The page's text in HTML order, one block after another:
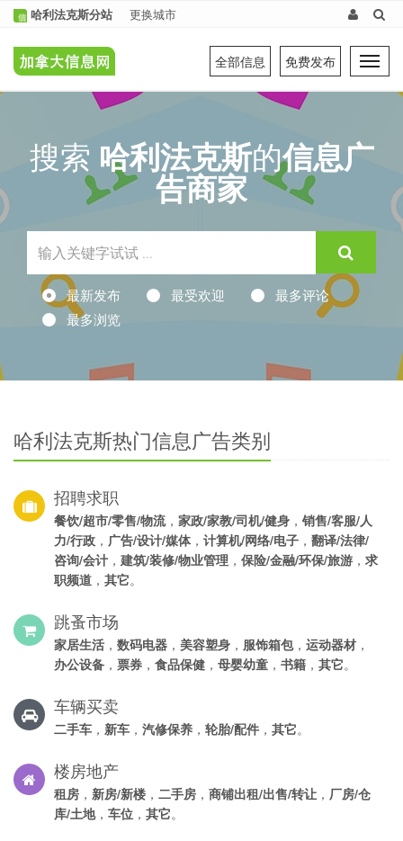
哈利法克斯分站 更换城市
免费发布
全部信息
搜索 哈利法克斯的信息广
告商家
最新发布 最受欢迎
最多评论
最多浏览
哈利法克斯热门信息广告类别
招聘求职
餐饮/超市/零售/物流， 家政/家教/司机/健身 ， 销售/客服/人
力/行政 ， 广告/设计/媒体， 计算机/网络/电子 ， 翻译/法律/
咨询/会计 ， 建筑/装修/物业管理 ， 保险/金融/环保/旅游 ， 求
职频道 ， 其它。
跳蚤市场
家居生活 ， 数码电器 ， 美容塑身 ， 服饰箱包， 运动器材 ，
办公设备 ， 票券 ， 食品保健 ， 母婴幼童 ， 书籍 ， 其它。
车辆买卖
二手车 ， 新车 ， 汽修保养 ， 轮胎/配件 ， 其它。
楼房地产
租房 ， 新房/新楼 ， 二手房 ， 商铺出租/出售/转让 ， 厂房/仓
库/土地， 车位 ， 其它。